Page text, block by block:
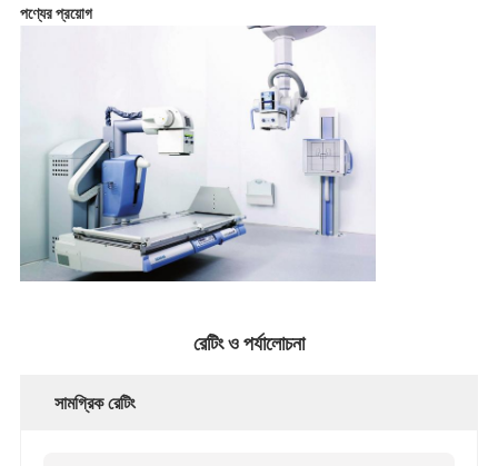
পণ্যের প্রয়োগ
রেটিং ও পর্যালোচনা
সামগ্রিক রেটিং